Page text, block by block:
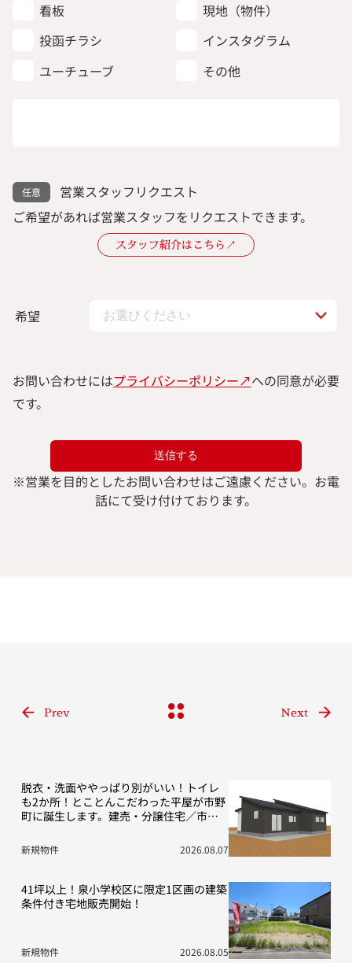
看板
現地（物件）
投函チラシ
インスタグラム
ユーチューブ
その他
営業スタッフリクエスト
ご希望があれば営業スタッフをリクエストできます。
スタッフ紹介はこちら↗︎
希望
お問い合わせにはプライバシーポリシー↗︎への同意が必要
です。
※営業を目的としたお問い合わせはご遠慮ください。 お電
話にて受け付けております。
Prev Next
脱衣・洗面ややっぱり別がいい！トイレ
も2か所！とことんこだわった平屋が市野
町に誕生します。建売・分譲住宅／市野
新規物件 2026.08.07
41坪以上！泉小学校区に限定1区画の建築
条件付き宅地販売開始！
新規物件 2026.08.05